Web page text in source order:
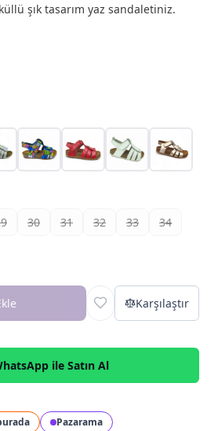
şık tasarım yaz sandaletiniz.
30 31 32 33
34
Karşılaştır
ile Satın Al
Pazarama